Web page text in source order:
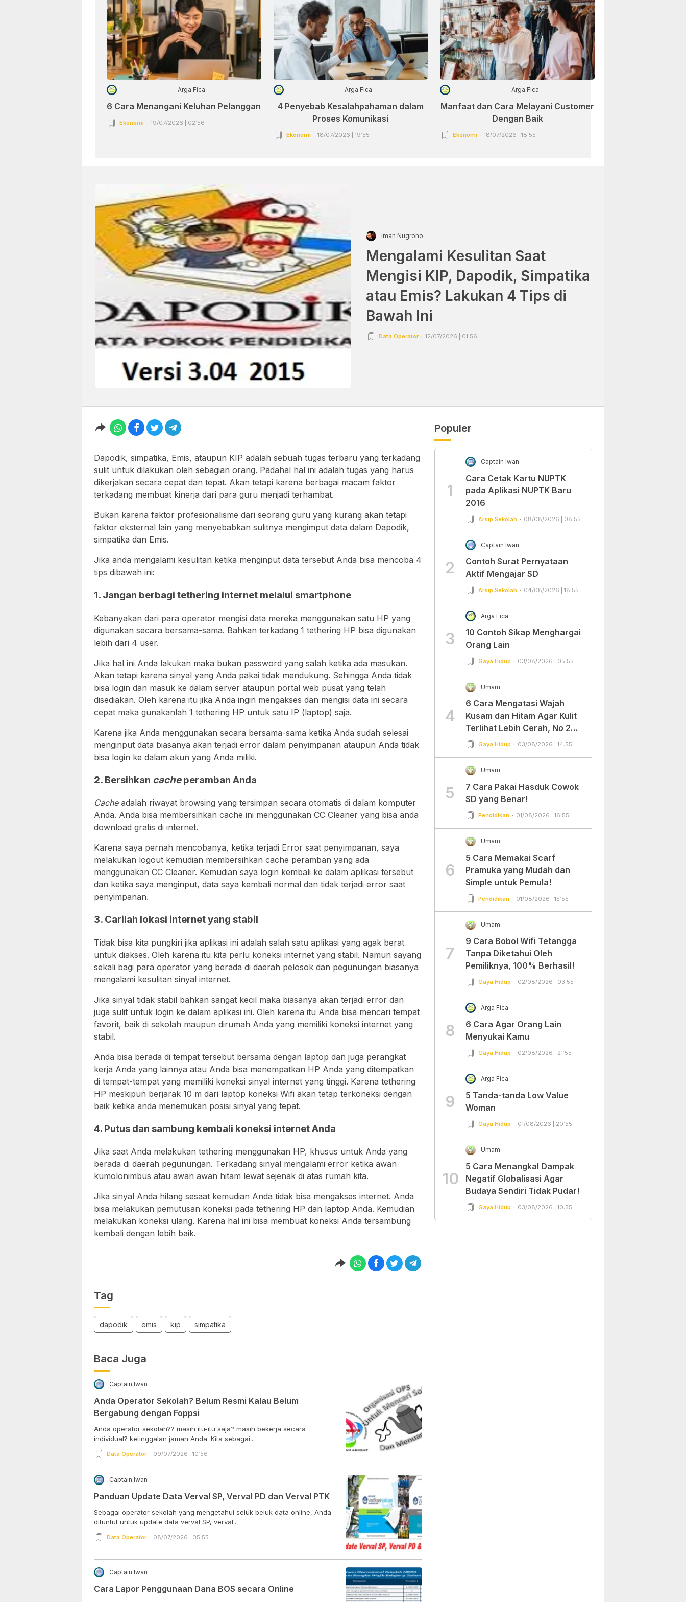
Arga Fica
6 Cara Menangani Keluhan Pelanggan
Ekonomi 19/07/2026 | 02:56
Arga Fica
4 Penyebab Kesalahpahaman dalam
Proses Komunikasi
Ekonomi 18/07/2026 | 19:55
Arga Fica
Manfaat dan Cara Melayani Customer
Dengan Baik
Ekonomi 18/07/2026 | 18:55
Iman Nugroho
Mengalami Kesulitan Saat
Mengisi KIP, Dapodik, Simpatika
atau Emis? Lakukan 4 Tips di
Bawah Ini
Data Operator 12/07/2026 | 01:56
Dapodik, simpatika, Emis, ataupun KIP adalah sebuah tugas terbaru yang terkadang
sulit untuk dilakukan oleh sebagian orang. Padahal hal ini adalah tugas yang harus
dikerjakan secara cepat dan tepat. Akan tetapi karena berbagai macam faktor
terkadang membuat kinerja dari para guru menjadi terhambat.
Bukan karena faktor profesionalisme dari seorang guru yang kurang akan tetapi
faktor eksternal lain yang menyebabkan sulitnya mengimput data dalam Dapodik,
simpatika dan Emis.
Jika anda mengalami kesulitan ketika menginput data tersebut Anda bisa mencoba 4
tips dibawah ini:
1. Jangan berbagi tethering internet melalui smartphone
Kebanyakan dari para operator mengisi data mereka menggunakan satu HP yang
digunakan secara bersama-sama. Bahkan terkadang 1 tethering HP bisa digunakan
lebih dari 4 user.
Jika hal ini Anda lakukan maka bukan password yang salah ketika ada masukan.
Akan tetapi karena sinyal yang Anda pakai tidak mendukung. Sehingga Anda tidak
bisa login dan masuk ke dalam server ataupun portal web pusat yang telah
disediakan. Oleh karena itu jika Anda ingin mengakses dan mengisi data ini secara
cepat maka gunakanlah 1 tethering HP untuk satu IP (laptop) saja.
Karena jika Anda menggunakan secara bersama-sama ketika Anda sudah selesai
menginput data biasanya akan terjadi error dalam penyimpanan ataupun Anda tidak
bisa login ke dalam akun yang Anda miliki.
2. Bersihkan cacheperamban Anda
Cacheadalah riwayat browsing yang tersimpan secara otomatis di dalam komputer
Anda. Anda bisa membersihkan cache ini menggunakan CC Cleaner yang bisa anda
download gratis di internet.
Karena saya pernah mencobanya, ketika terjadi Error saat penyimpanan, saya
melakukan logout kemudian membersihkan cache peramban yang ada
menggunakan CC Cleaner. Kemudian saya login kembali ke dalam aplikasi tersebut
dan ketika saya menginput, data saya kembali normal dan tidak terjadi error saat
penyimpanan.
3. Carilah lokasi internet yang stabil
Tidak bisa kita pungkiri jika aplikasi ini adalah salah satu aplikasi yang agak berat
untuk diakses. Oleh karena itu kita perlu koneksi internet yang stabil. Namun sayang
sekali bagi para operator yang berada di daerah pelosok dan pegunungan biasanya
mengalami kesulitan sinyal internet.
Jika sinyal tidak stabil bahkan sangat kecil maka biasanya akan terjadi error dan
juga sulit untuk login ke dalam aplikasi ini. Oleh karena itu Anda bisa mencari tempat
favorit, baik di sekolah maupun dirumah Anda yang memiliki koneksi internet yang
stabil.
Anda bisa berada di tempat tersebut bersama dengan laptop dan juga perangkat
kerja Anda yang lainnya atau Anda bisa menempatkan HP Anda yang ditempatkan
di tempat-tempat yang memiliki koneksi sinyal internet yang tinggi. Karena tethering
HP meskipun berjarak 10 m dari laptop koneksi Wifi akan tetap terkoneksi dengan
baik ketika anda menemukan posisi sinyal yang tepat.
4. Putus dan sambung kembali koneksi internet Anda
Jika saat Anda melakukan tethering menggunakan HP, khusus untuk Anda yang
berada di daerah pegunungan. Terkadang sinyal mengalami error ketika awan
kumolonimbus atau awan awan hitam lewat sejenak di atas rumah kita.
Jika sinyal Anda hilang sesaat kemudian Anda tidak bisa mengakses internet. Anda
bisa melakukan pemutusan koneksi pada tethering HP dan laptop Anda. Kemudian
melakukan koneksi ulang. Karena hal ini bisa membuat koneksi Anda tersambung
kembali dengan lebih baik.
Tag
dapodik emis kip simpatika
Baca Juga
Captain Iwan
Anda Operator Sekolah? Belum Resmi Kalau Belum
Bergabung dengan Foppsi
Anda operator sekolah?? masih itu-itu saja? masih bekerja secara
individual? ketinggalan jaman Anda. Kita sebagai...
Data Operator 09/07/2026 | 10:56
Captain Iwan
Panduan Update Data Verval SP, Verval PD dan Verval PTK
Sebagai operator sekolah yang mengetahui seluk beluk data online, Anda
dituntut untuk update data verval SP, verval...
Data Operator 08/07/2026 | 05:55
Captain Iwan
Cara Lapor Penggunaan Dana BOS secara Online
Populer
1
Captain Iwan
Cara Cetak Kartu NUPTK
pada Aplikasi NUPTK Baru
2016
Arsip Sekolah 08/08/2026 | 08:55
2
Captain Iwan
Contoh Surat Pernyataan
Aktif Mengajar SD
Arsip Sekolah 04/08/2026 | 18:55
3
Arga Fica
10 Contoh Sikap Menghargai
Orang Lain
Gaya Hidup 03/08/2026 | 05:55
4
Umam
6 Cara Mengatasi Wajah
Kusam dan Hitam Agar Kulit
Terlihat Lebih Cerah, No 2
Gampang Banget dan Mudah
Gaya Hidup 03/08/2026 | 14:55
5
Umam
7 Cara Pakai Hasduk Cowok
SD yang Benar!
Pendidikan 01/08/2026 | 16:55
6
Umam
5 Cara Memakai Scarf
Pramuka yang Mudah dan
Simple untuk Pemula!
Pendidikan 01/08/2026 | 15:55
7
Umam
9 Cara Bobol Wifi Tetangga
Tanpa Diketahui Oleh
Pemiliknya, 100% Berhasil!
Gaya Hidup 02/08/2026 | 03:55
8
Arga Fica
6 Cara Agar Orang Lain
Menyukai Kamu
Gaya Hidup 02/08/2026 | 21:55
9
Arga Fica
5 Tanda-tanda Low Value
Woman
Gaya Hidup 01/08/2026 | 20:55
10
Umam
5 Cara Menangkal Dampak
Negatif Globalisasi Agar
Budaya Sendiri Tidak Pudar!
Gaya Hidup 03/08/2026 | 10:55